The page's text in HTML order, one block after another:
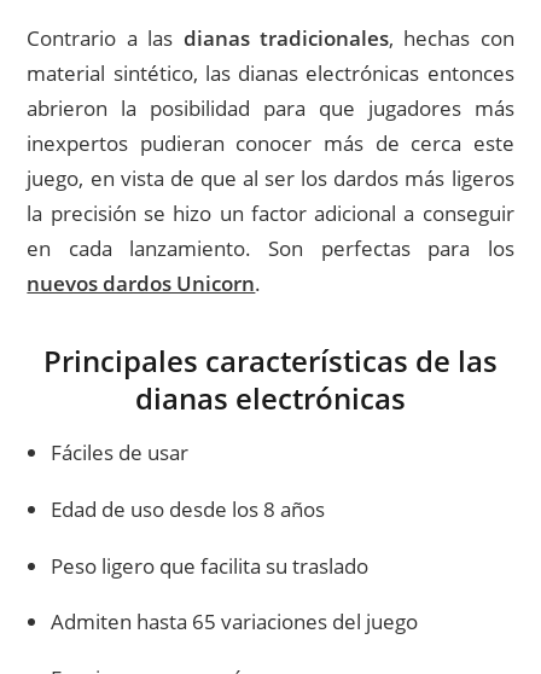
Contrario a las dianas tradicionales, hechas con
material sintético, las dianas electrónicas entonces
abrieron la posibilidad para que jugadores más
inexpertos pudieran conocer más de cerca este
juego, en vista de que al ser los dardos más ligeros
la precisión se hizo un factor adicional a conseguir
en cada lanzamiento. Son perfectas para los
nuevos dardos Unicorn.
Principales características de las
dianas electrónicas
Fáciles de usar
Edad de uso desde los 8 años
Peso ligero que facilita su traslado
Admiten hasta 65 variaciones del juego